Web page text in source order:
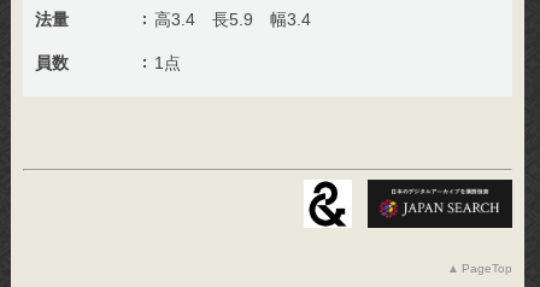
法量 高3.4 長5.9 幅3.4
員数 1点
PageTop